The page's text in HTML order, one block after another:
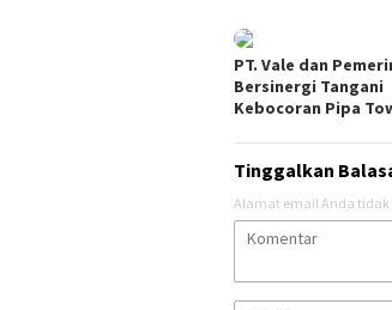
PT. Vale dan
Bersinergi Tangani
Kebocoran Pipa
Tinggalkan
Alamat email Anda